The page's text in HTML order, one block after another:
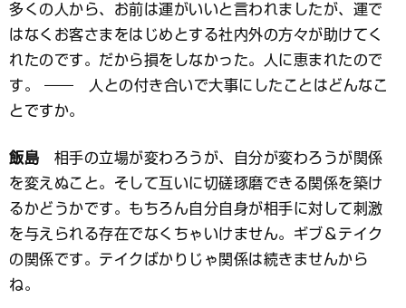
多くの人から、お前は運がいいと言われましたが、運で
はなくお客さまをはじめとする社内外の方々が助けてく
れたのです。だから損をしなかった。人に恵まれたので
す。 ―― 人との付き合いで大事にしたことはどんなこ
とですか。
飯島 相手の立場が変わろうが、自分が変わろうが関係
を変えぬこと。そして互いに切磋琢磨できる関係を築け
るかどうかです。もちろん自分自身が相手に対して刺激
を与えられる存在でなくちゃいけません。ギブ＆テイク
の関係です。テイクばかりじゃ関係は続きませんから
ね。